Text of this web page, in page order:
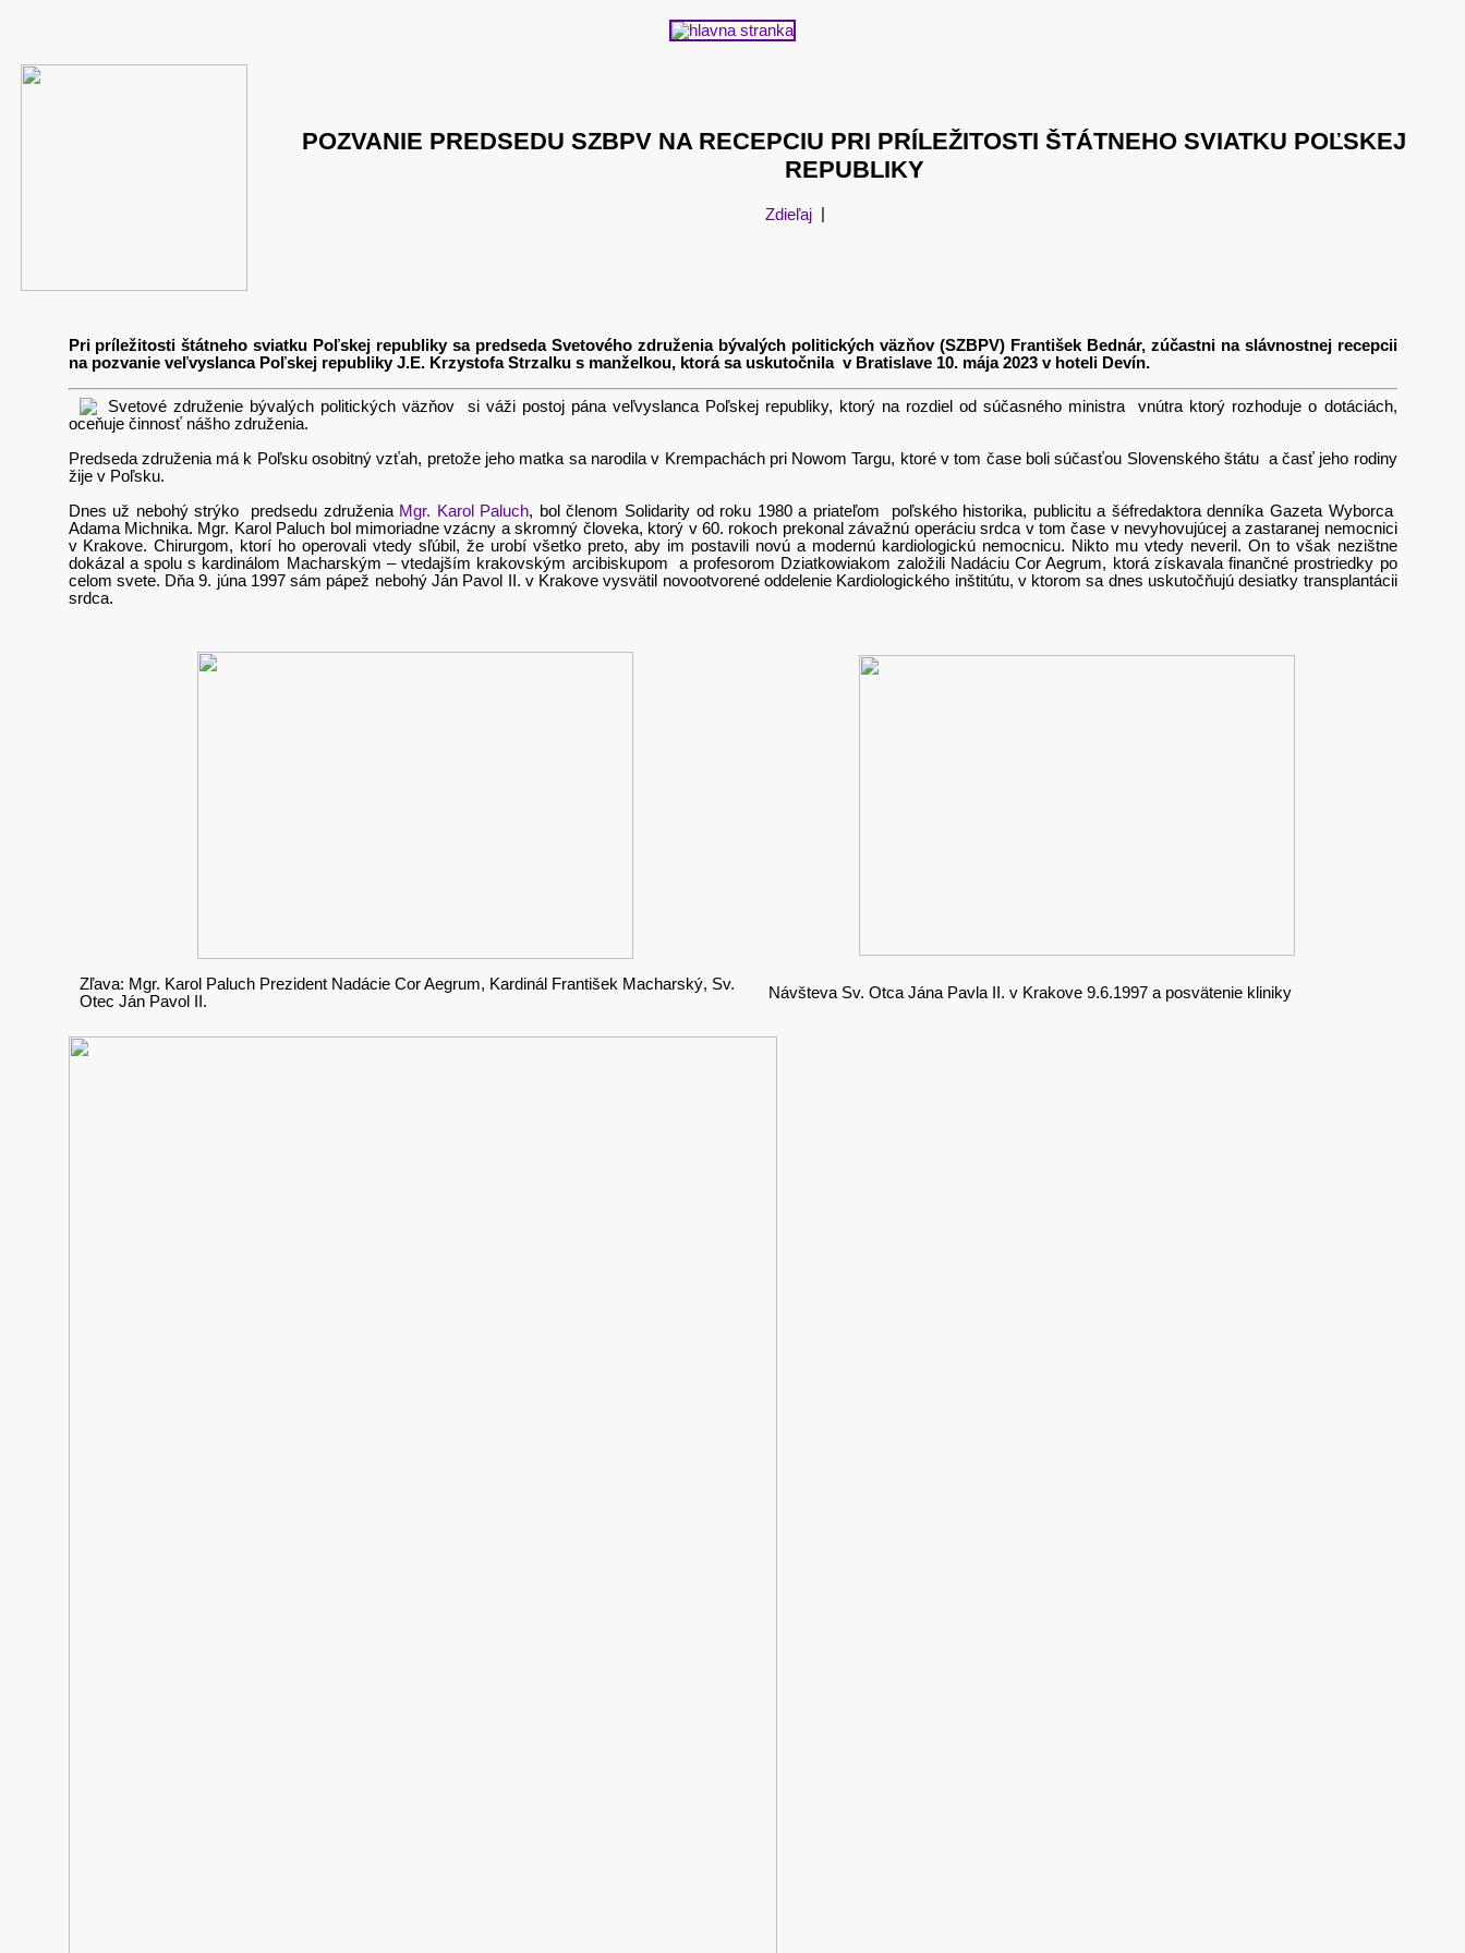
POZVANIE PREDSEDU SZBPV NA RECEPCIU PRI PRÍLEŽITOSTI ŠTÁTNEHO SVIATKU POĽSKEJ
REPUBLIKY
Zdieľaj
Pri príležitosti štátneho sviatku Poľskej republiky sa predseda Svetového združenia bývalých politických väzňov (SZBPV) František Bednár, zúčastni na slávnostnej recepcii
na pozvanie veľvyslanca Poľskej republiky J.E. Krzystofa Strzalku s manželkou, ktorá sa uskutočnila v Bratislave 10. mája 2023 v hoteli Devín.
Svetové združenie bývalých politických väzňov si váži postoj pána veľvyslanca Poľskej republiky, ktorý na rozdiel od súčasného ministra vnútra ktorý rozhoduje o dotáciách,
oceňuje činnosť nášho združenia.
Predseda združenia má k Poľsku osobitný vzťah, pretože jeho matka sa narodila v Krempachách pri Nowom Targu, ktoré v tom čase boli súčasťou Slovenského štátu a časť jeho rodiny
žije v Poľsku.
Dnes už nebohý strýko predsedu združenia Mgr. Karol Paluch, bol členom Solidarity od roku 1980 a priateľom poľského historika, publicitu a šéfredaktora denníka Gazeta Wyborca
Adama Michnika. Mgr. Karol Paluch bol mimoriadne vzácny a skromný človeka, ktorý v 60. rokoch prekonal závažnú operáciu srdca v tom čase v nevyhovujúcej a zastaranej nemocnici
v Krakove. Chirurgom, ktorí ho operovali vtedy sľúbil, že urobí všetko preto, aby im postavili novú a modernú kardiologickú nemocnicu. Nikto mu vtedy neveril. On to však nezištne
dokázal a spolu s kardinálom Macharským – vtedajším krakovským arcibiskupom a profesorom Dziatkowiakom založili Nadáciu Cor Aegrum, ktorá získavala finančné prostriedky po
celom svete. Dňa 9. júna 1997 sám pápež nebohý Ján Pavol II. v Krakove vysvätil novootvorené oddelenie Kardiologického inštitútu, v ktorom sa dnes uskutočňujú desiatky transplantácii
srdca.
Zľava: Mgr. Karol Paluch Prezident Nadácie Cor Aegrum, Kardinál František Macharský, Sv.
Otec Ján Pavol II.
Návšteva Sv. Otca Jána Pavla II. v Krakove 9.6.1997 a posvätenie kliniky